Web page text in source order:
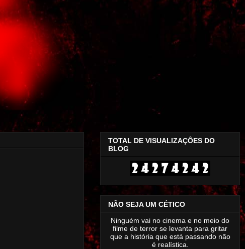
TOTAL DE VISUALIZAÇÔES DO
BLOG
NÃO SEJA UM CÉTICO
Ninguém vai no cinema e no meio do
filme de terror se levanta para gritar
que a história que está passando não
é realística.